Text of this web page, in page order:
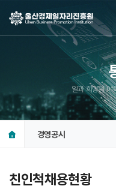
일과 희망을
경영공시
친인척채용현황